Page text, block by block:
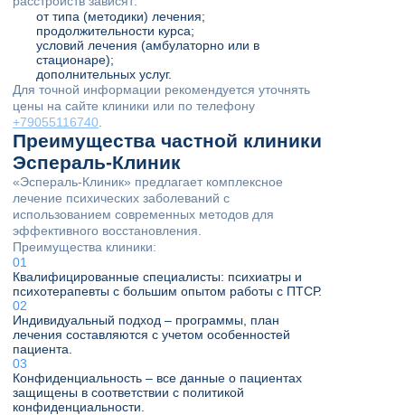
от типа (методики) лечения;
продолжительности курса;
условий лечения (амбулаторно или в
стационаре);
дополнительных услуг.
Для точной информации рекомендуется уточнять
цены на сайте клиники или по телефону
+79055116740
Преимущества частной клиники
Эспераль-Клиник
«Эспераль-Клиник» предлагает комплексное
лечение психических заболеваний с
использованием современных методов для
эффективного восстановления.
Преимущества клиники:
Квалифицированные специалисты: психиатры и
психотерапевты с большим опытом работы с ПТСР.
Индивидуальный подход – программы, план
лечения составляются с учетом особенностей
пациента.
Конфиденциальность – все данные о пациентах
защищены в соответствии с политикой
конфиденциальности.